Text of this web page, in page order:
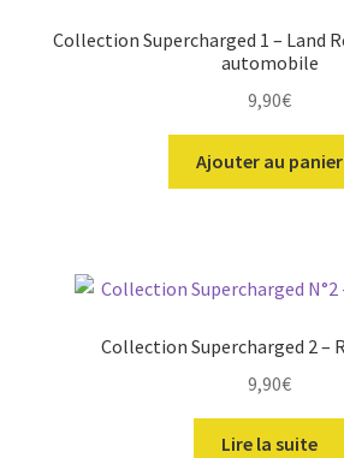
Collection Supercharged 1 – Land
automobile
9,90€
Ajouter au panier
Collection Supercharged 2 –
9,90€
Lire la suite